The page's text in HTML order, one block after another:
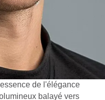
de l'élégance
balayé vers